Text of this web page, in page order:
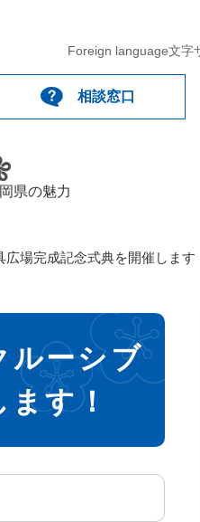
Foreign language文字
相談窓口
県の魅力
場完成記念式典を開催します
ルーシブ
す！